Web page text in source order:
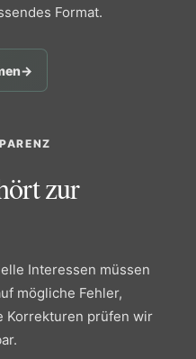
Format.
→
zur
Interessen müssen
mögliche Fehler,
Korrekturen prüfen wir